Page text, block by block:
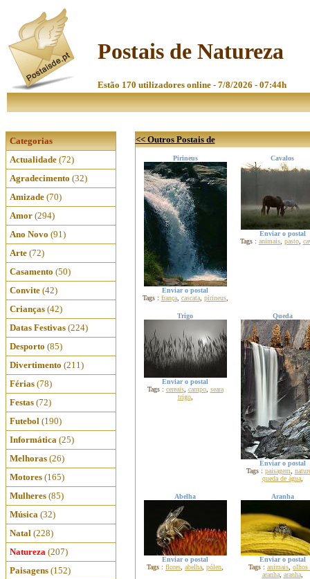
Postais de Natureza
Estão 170 utilizadores online - 7/8/2026 - 07:44h
Categorias
Actualidade (72)
Agradecimento (32)
Amizade (70)
Amor (294)
Ano Novo (91)
Arte (72)
Casamento (50)
Convite (42)
Crianças (42)
Datas Festivas (224)
Desporto (85)
Divertimento (211)
Férias (78)
Festas (72)
Futebol (190)
Informática (25)
Melhoras (26)
Motores (165)
Mulheres (85)
Música (32)
Natal (228)
Natureza (207)
Paisagens (152)
<< Outros Postais de
Pirineus
Enviar o postal
Tags : frança, cascata, pirineus,
Cavalos
Enviar o postal
Tags : animais, pasto,
Trigo
Enviar o postal
Tags : cereais, campo, seara
trigo,
Queda
Enviar o postal
Tags : paisagem
queda de água,
Abelha
Enviar o postal
Tags : flores abelha pólen
Aranha
Enviar o postal
Tags : animais olhos
aranha, aranha,